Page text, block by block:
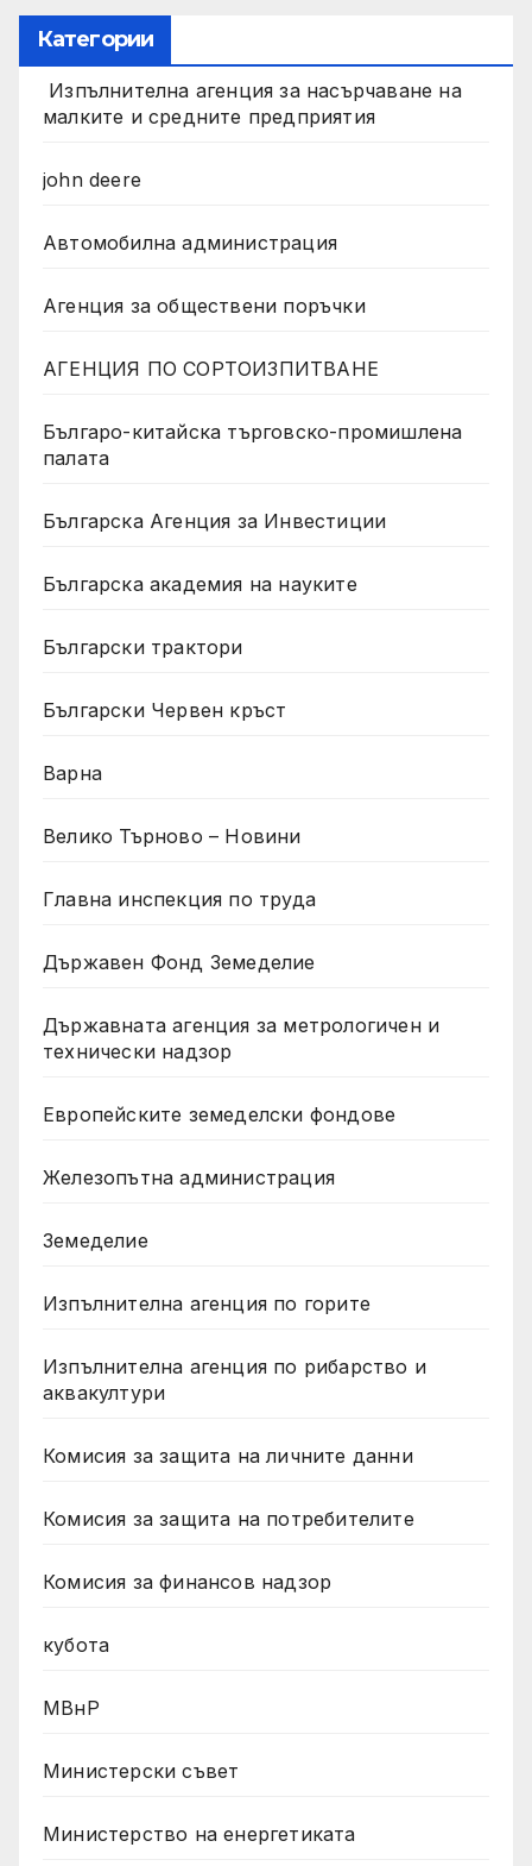
Категории
Изпълнителна агенция за насърчаване на
малките и средните предприятия
john deere
Автомобилна администрация
Агенция за обществени поръчки
АГЕНЦИЯ ПО СОРТОИЗПИТВАНЕ
Българо-китайска търговско-промишлена
палата
Българска Агенция за Инвестиции
Българска академия на науките
Български трактори
Български Червен кръст
Варна
Велико Търново – Новини
Главна инспекция по труда
Държавен Фонд Земеделие
Държавната агенция за метрологичен и
технически надзор
Европейските земеделски фондове
Железопътна администрация
Земеделие
Изпълнителна агенция по горите
Изпълнителна агенция по рибарство и
аквакултури
Комисия за защита на личните данни
Комисия за защита на потребителите
Комисия за финансов надзор
кубота
МВнР
Министерски съвет
Министерство на енергетиката